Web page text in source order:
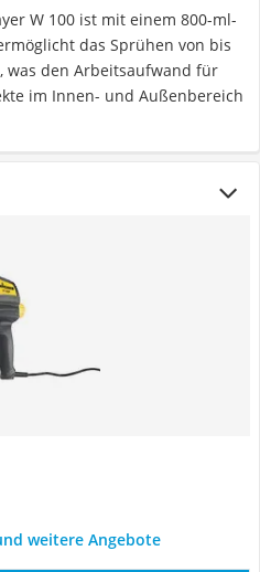
W 100 ist mit einem 800-ml-
das Sprühen von bis
was den Arbeitsaufwand für
im Innen- und Außenbereich
weitere Angebote